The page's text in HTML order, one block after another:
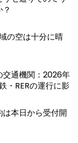
の空は十分に晴
交通機関：2026年
・RERの運行に影
本日から受付開